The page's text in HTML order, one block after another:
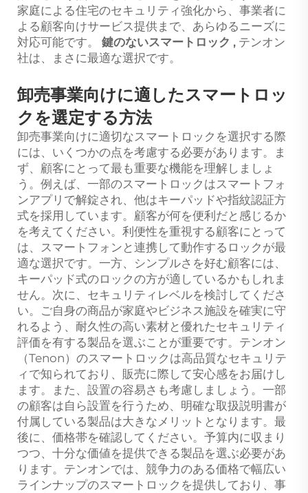
家庭による住宅のセキュリティ強化から、事業者に
よる顧客向けサービス提供まで、あらゆるニーズに
対応可能です。 鍵のないスマートロック , テンオン
社は、まさに最適な選択です。
卸売事業向けに適したスマートロッ
クを選定する方法
卸売事業向けに適切なスマートロックを選択する際
には、いくつかの点を考慮する必要があります。ま
ず、顧客にとって最も重要な機能を理解しましょ
う。例えば、一部のスマートロックはスマートフォ
ンアプリで解錠され、他はキーパッドや指紋認証方
式を採用しています。顧客が何を便利だと感じるか
を考えてください。利便性を重視する顧客にとって
は、スマートフォンと連携して動作するロックが最
適な選択です。一方、シンプルさを好む顧客には、
キーパッド式のロックの方が適しているかもしれま
せん。次に、セキュリティレベルを検討してくださ
い。ご自身の商品が家庭やビジネス施設を確実に守
れるよう、耐久性の高い素材と優れたセキュリティ
評価を有する製品を選ぶことが重要です。テンオン
（Tenon）のスマートロックは高品質なセキュリテ
ィで知られており、販売に際して安心感をお届けし
ます。また、設置の容易さも考慮しましょう。一部
の顧客は自ら設置を行うため、明確な取扱説明書が
付属している製品は大きなメリットとなります。最
後に、価格帯を確認してください。予算内に収まり
つつ、十分な価値を提供できる製品を選ぶ必要があ
ります。テンオンでは、競争力のある価格で幅広い
ラインナップのスマートロックを提供しており、事